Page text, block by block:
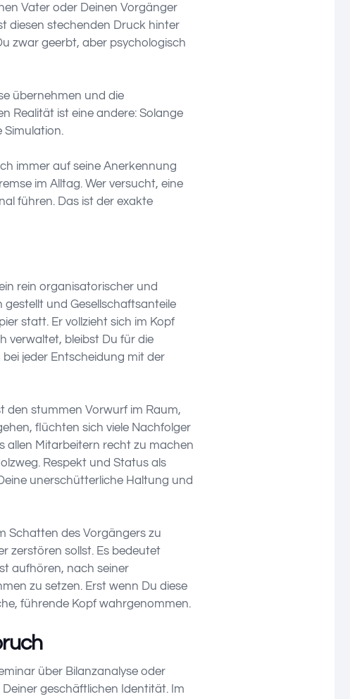
Vater oder Deinen Vorgänger
diesen stechenden Druck hinter
zwar geerbt, aber psychologisch
übernehmen und die
Realität ist eine andere: Solange
Simulation.
immer auf seine Anerkennung
im Alltag. Wer versucht, eine
führen. Das ist der exakte
rein organisatorischer und
gestellt und Gesellschaftsanteile
statt. Er vollzieht sich im Kopf
verwaltet, bleibst Du für die
jeder Entscheidung mit der
den stummen Vorwurf im Raum,
flüchten sich viele Nachfolger
allen Mitarbeitern recht zu machen
Respekt und Status als
unerschütterliche Haltung und
Schatten des Vorgängers zu
zerstören sollst. Es bedeutet
aufhören, nach seiner
zu setzen. Erst wenn Du diese
führende Kopf wahrgenommen.
über Bilanzanalyse oder
geschäftlichen Identität. Im